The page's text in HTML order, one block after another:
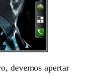
devemos apertar